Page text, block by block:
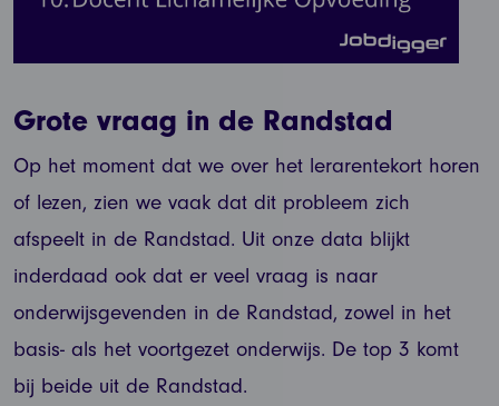
Grote vraag in de Randstad
Op het moment dat we over het lerarentekort horen
of lezen, zien we vaak dat dit probleem zich
afspeelt in de Randstad. Uit onze data blijkt
inderdaad ook dat er veel vraag is naar
onderwijsgevenden in de Randstad, zowel in het
basis- als het voortgezet onderwijs. De top 3 komt
bij beide uit de Randstad.